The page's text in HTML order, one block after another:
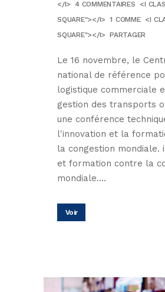
</I>
4 COMMENTAIRES
<I
SQUARE"></I> 1 COMME <I
SQUARE"></I> PARTAGER
Le 16 novembre, le
national de référence
logistique commerciale
gestion des transports
une conférence
l'innovation et la
la congestion mondiale.
et formation contre la
mondiale....
Voir